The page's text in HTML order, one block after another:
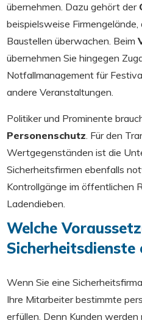
übernehmen. Dazu gehört der
beispielsweise
Baustellen überwachen. Beim
übernehmen Sie hingegen
Notfallmanagement für
andere Veranstaltungen.
Politiker und Prominente
Personenschutz. Für den
Wertgegenständen ist die
Sicherheitsfirmen ebenfalls
Kontrollgänge im öffentlichen
Ladendieben.
Welche
Sicherheitsdienste
Wenn Sie eine
Ihre Mitarbeiter bestimmte
erfüllen. Denn Kunden